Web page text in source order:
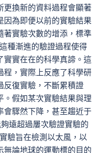
更換新的資料過程會顯著
因為即便以前的實驗結果
著實驗次數的增添，標準
種漸進的驗證過程使得
實實在在的科學真諦。這
程，實際上反應了科學研
反復實驗，不斷累積證
。假如某次實驗結果與理
會驟然下降，甚至趨近于
遠超過屢次驗證實驗的
驗旨在檢測以太風，以
無論地球的運動標的目的